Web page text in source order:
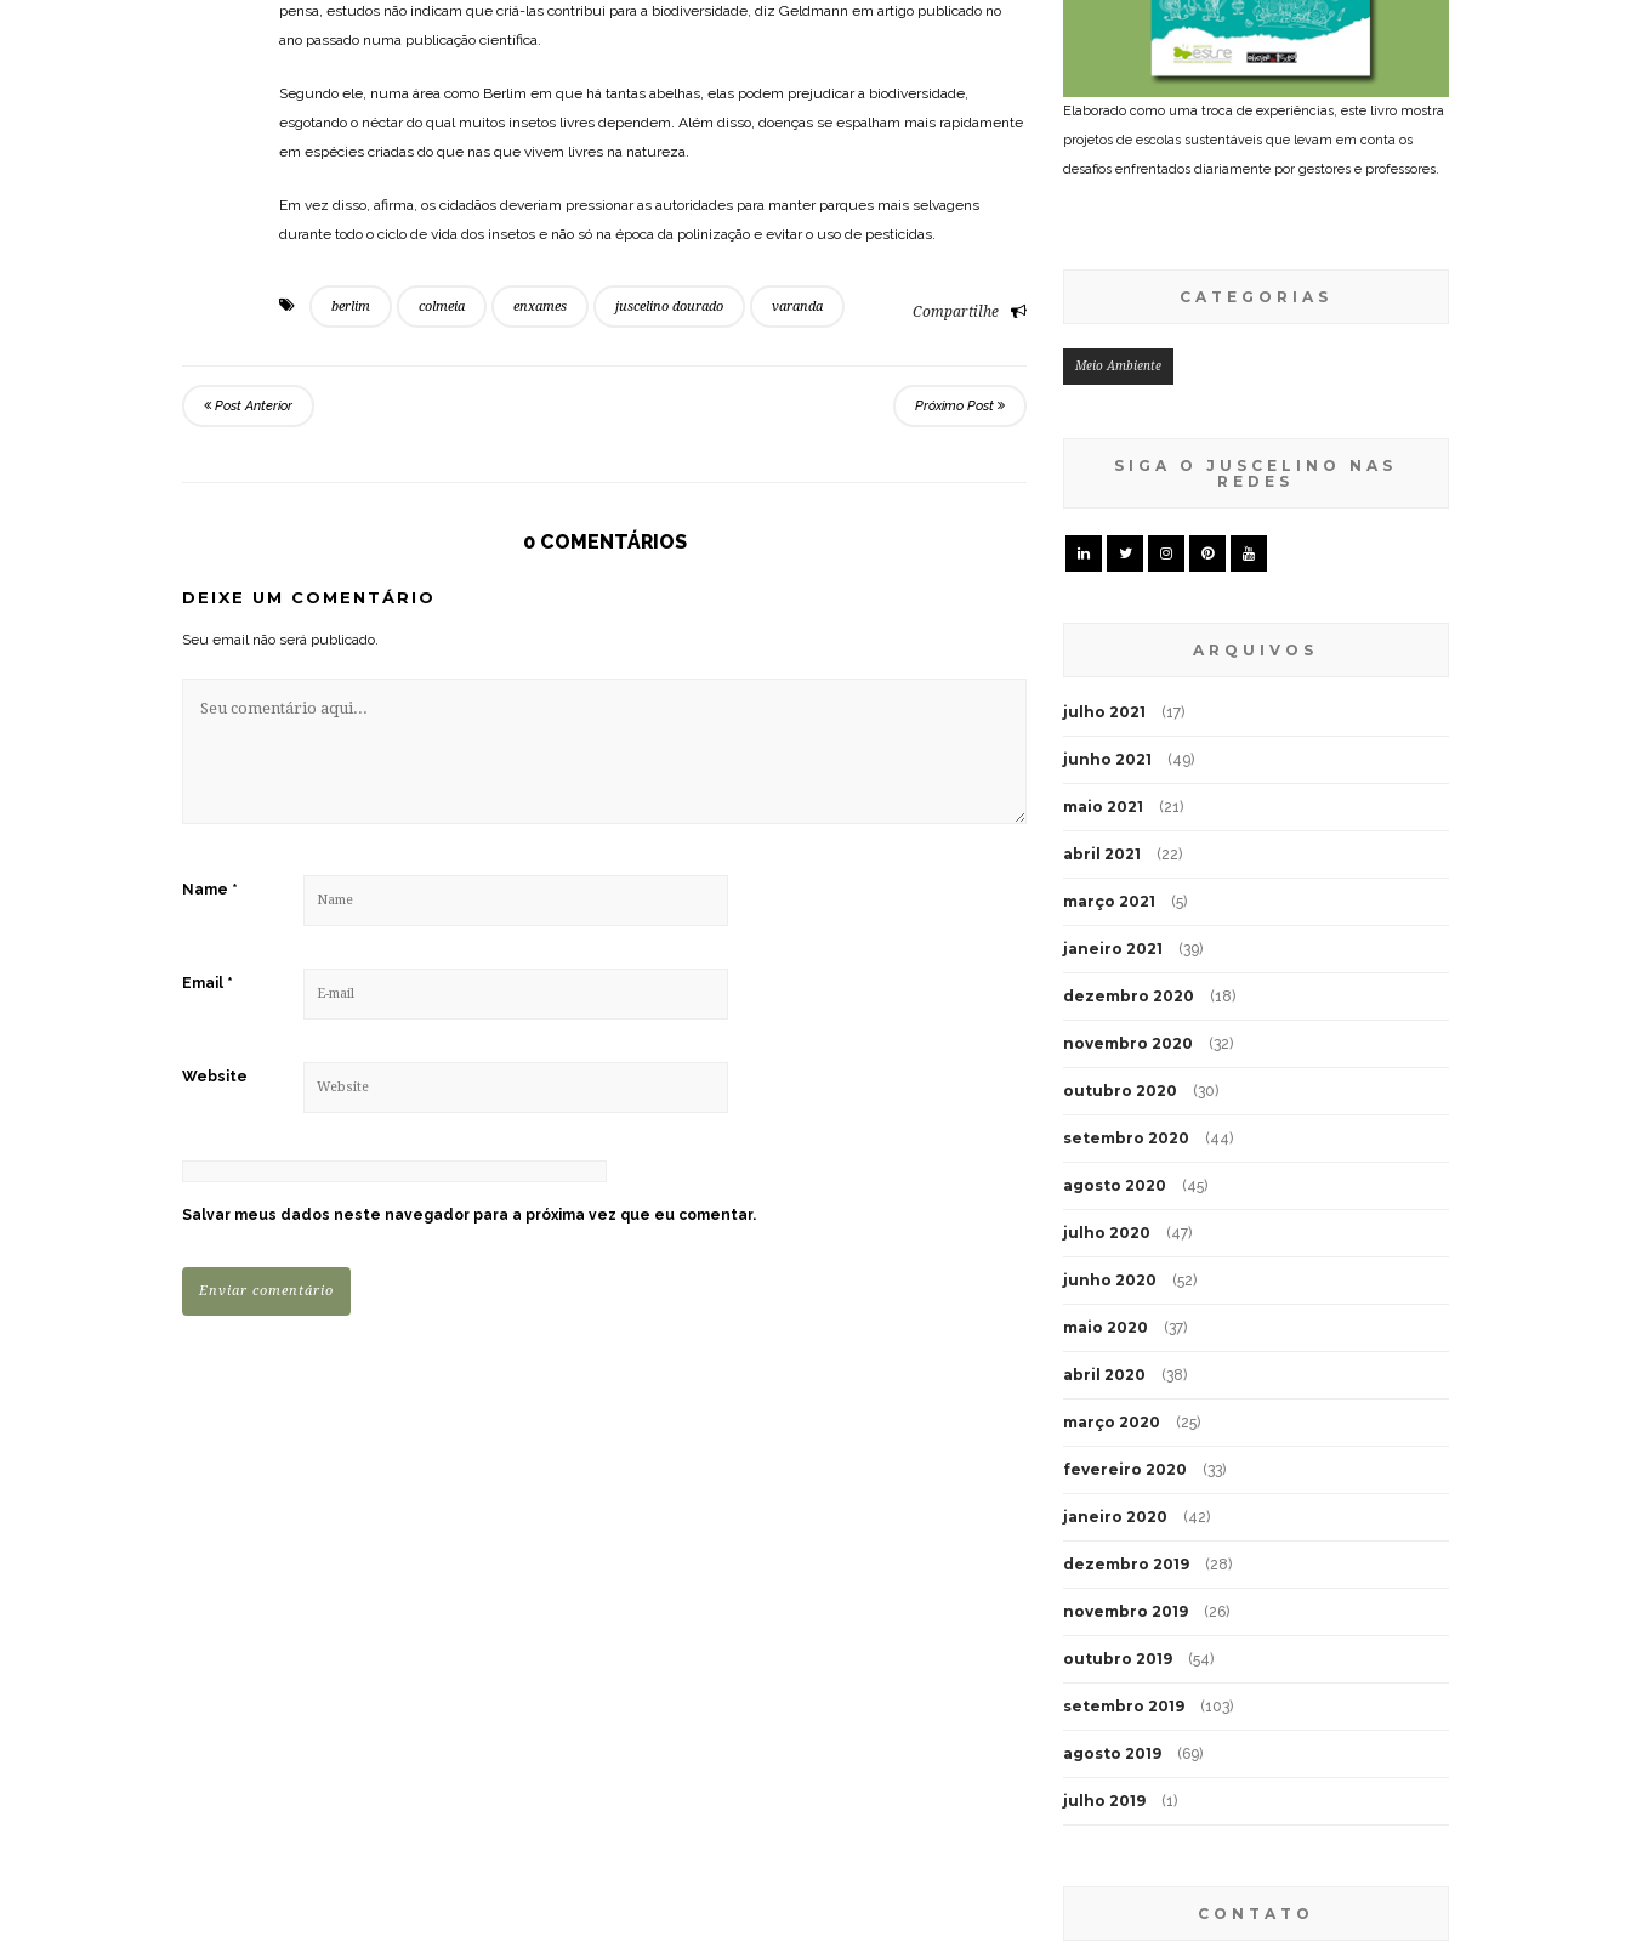
pensa, estudos não indicam que criá-las contribui para a biodiversidade, diz Geldmann em artigo publicado no
ano passado numa publicação científica.
Segundo ele, numa área como Berlim em que há tantas abelhas, elas podem prejudicar a biodiversidade,
esgotando o néctar do qual muitos insetos livres dependem. Além disso, doenças se espalham mais rapidamente
em espécies criadas do que nas que vivem livres na natureza.
Em vez disso, afirma, os cidadãos deveriam pressionar as autoridades para manter parques mais selvagens
durante todo o ciclo de vida dos insetos e não só na época da polinização e evitar o uso de pesticidas.
berlim colmeia enxames juscelino dourado varanda Compartilhe
Post Anterior Próximo Post
0 COMENTÁRIOS
DEIXE UM COMENTÁRIO
Seu email não será publicado.
Name *
Email *
Website
Salvar meus dados neste navegador para a próxima vez que eu comentar.
Elaborado como uma troca de experiências, este livro mostra
projetos de escolas sustentáveis que levam em conta os
desafios enfrentados diariamente por gestores e professores.
CATEGORIAS
Meio Ambiente
SIGA O JUSCELINO NAS
REDES
ARQUIVOS
julho 2021 (17)
junho 2021 (49)
maio 2021 (21)
abril 2021 (22)
março 2021 (5)
janeiro 2021 (39)
dezembro 2020 (18)
novembro 2020 (32)
outubro 2020 (30)
setembro 2020 (44)
agosto 2020 (45)
julho 2020 (47)
junho 2020 (52)
maio 2020 (37)
abril 2020 (38)
março 2020 (25)
fevereiro 2020 (33)
janeiro 2020 (42)
dezembro 2019 (28)
novembro 2019 (26)
outubro 2019 (54)
setembro 2019 (103)
agosto 2019 (69)
julho 2019 (1)
CONTATO